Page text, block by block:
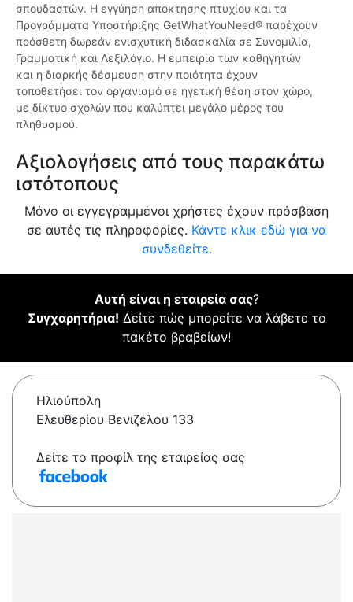
σπουδαστών. Η εγγύηση απόκτησης πτυχίου και τα
Προγράμματα Υποστήριξης GetWhatYouNeed® παρέχουν
πρόσθετη δωρεάν ενισχυτική διδασκαλία σε Συνομιλία,
Γραμματική και Λεξιλόγιο. Η εμπειρία των καθηγητών
και η διαρκής δέσμευση στην ποιότητα έχουν
τοποθετήσει τον οργανισμό σε ηγετική θέση στον χώρο,
με δίκτυο σχολών που καλύπτει μεγάλο μέρος του
πληθυσμού.
Αξιολογήσεις από τους παρακάτω
ιστότοπους
Μόνο οι εγγεγραμμένοι χρήστες έχουν πρόσβαση
σε αυτές τις πληροφορίες. Κάντε κλικ εδώ για να
συνδεθείτε.
Αυτή είναι η εταιρεία σας?
Συγχαρητήρια! Δείτε πώς μπορείτε να λάβετε το
πακέτο βραβείων!
Ηλιούπολη
Ελευθερίου Βενιζέλου 133
Δείτε το προφίλ της εταιρείας σας